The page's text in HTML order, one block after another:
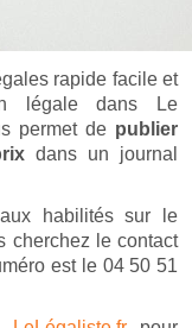
rapide facile et
légale dans Le
permet de publier
dans un journal
habilités sur le
cherchez le contact
est le 04 50 51